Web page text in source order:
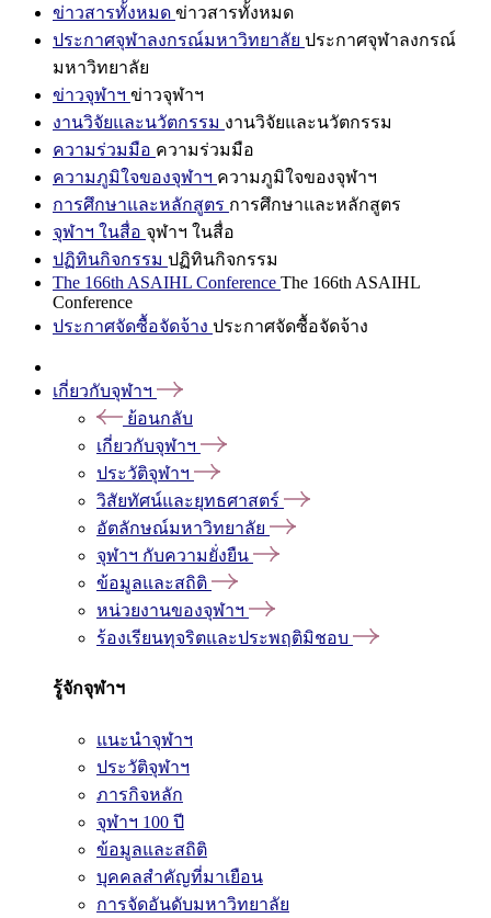
ข่าวสารทั้งหมด ข่าวสารทั้งหมด
ประกาศจุฬาลงกรณ์มหาวิทยาลัย ประกาศจุฬาลงกรณ์
มหาวิทยาลัย
ข่าวจุฬาฯ ข่าวจุฬาฯ
งานวิจัยและนวัตกรรม งานวิจัยและนวัตกรรม
ความร่วมมือ ความร่วมมือ
ความภูมิใจของจุฬาฯ ความภูมิใจของจุฬาฯ
การศึกษาและหลักสูตร การศึกษาและหลักสูตร
จุฬาฯ ในสื่อ จุฬาฯ ในสื่อ
ปฏิทินกิจกรรม ปฏิทินกิจกรรม
The 166th ASAIHL Conference The 166th ASAIHL
Conference
ประกาศจัดซื้อจัดจ้าง ประกาศจัดซื้อจัดจ้าง
เกี่ยวกับจุฬาฯ
ย้อนกลับ
เกี่ยวกับจุฬาฯ
ประวัติจุฬาฯ
วิสัยทัศน์และยุทธศาสตร์
อัตลักษณ์มหาวิทยาลัย
จุฬาฯ กับความยั่งยืน
ข้อมูลและสถิติ
หน่วยงานของจุฬาฯ
ร้องเรียนทุจริตและประพฤติมิชอบ
รู้จักจุฬาฯ
แนะนำจุฬาฯ
ประวัติจุฬาฯ
ภารกิจหลัก
จุฬาฯ 100 ปี
ข้อมูลและสถิติ
บุคคลสำคัญที่มาเยือน
การจัดอันดับมหาวิทยาลัย